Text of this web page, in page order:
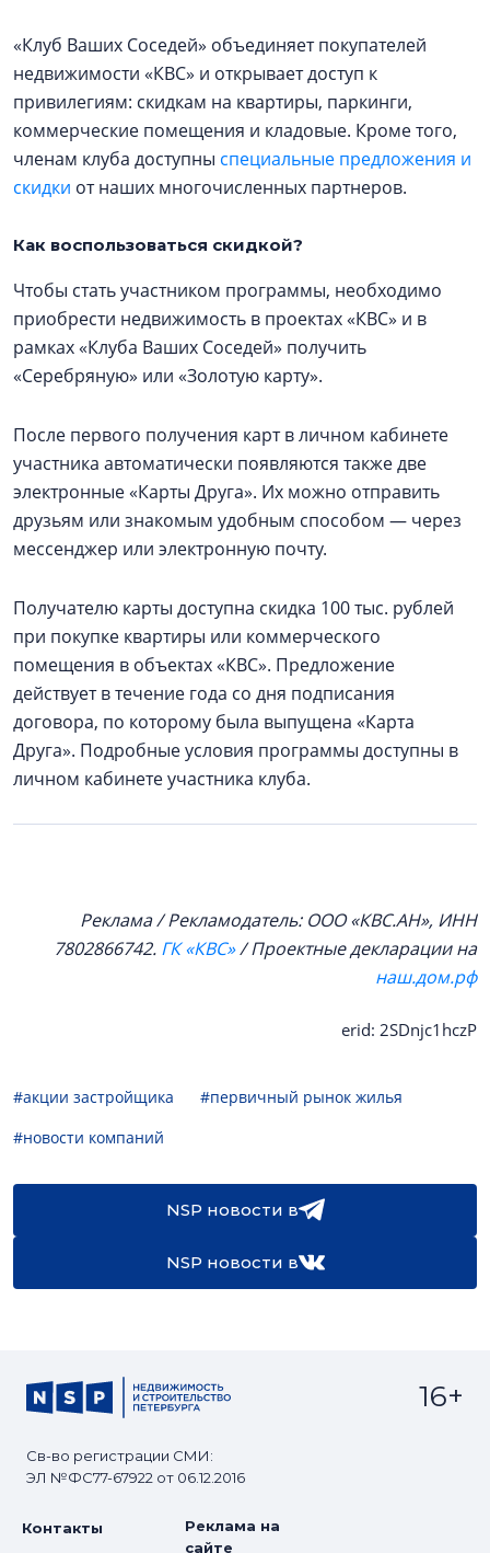
«Клуб Ваших Соседей» объединяет покупателей
недвижимости «КВС» и открывает доступ к
привилегиям: скидкам на квартиры, паркинги,
коммерческие помещения и кладовые. Кроме того,
членам клуба доступны специальные предложения и
скидки от наших многочисленных партнеров.
Как воспользоваться скидкой?
Чтобы стать участником программы, необходимо
приобрести недвижимость в проектах «КВС» и в
рамках «Клуба Ваших Соседей» получить
«Серебряную» или «Золотую карту».
После первого получения карт в личном кабинете
участника автоматически появляются также две
электронные «Карты Друга». Их можно отправить
друзьям или знакомым удобным способом — через
мессенджер или электронную почту.
Получателю карты доступна скидка 100 тыс. рублей
при покупке квартиры или коммерческого
помещения в объектах «КВС». Предложение
действует в течение года со дня подписания
договора, по которому была выпущена «Карта
Друга». Подробные условия программы доступны в
личном кабинете участника клуба.
Реклама / Рекламодатель: ООО «КВС.АН», ИНН
7802866742. ГК «КВС»/ Проектные декларации на
наш.дом.рф
erid: 2SDnjc1hczP
#акции застройщика
#первичный рынок жилья
#новости компаний
NSP новости в
NSP новости в
Св-во регистрации СМИ:
ЭЛ №ФС77-67922 от 06.12.2016
16+
Контакты
Реклама на
сайте